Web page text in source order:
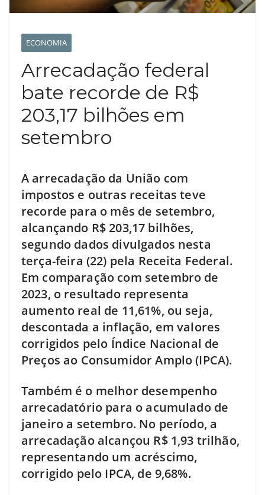
ECONOMIA
Arrecadação federal
bate recorde de R$
203,17 bilhões em
setembro
A arrecadação da União com
impostos e outras receitas teve
recorde para o mês de setembro,
alcançando R$ 203,17 bilhões,
segundo dados divulgados nesta
terça-feira (22) pela Receita Federal.
Em comparação com setembro de
2023, o resultado representa
aumento real de 11,61%, ou seja,
descontada a inflação, em valores
corrigidos pelo Índice Nacional de
Preços ao Consumidor Amplo (IPCA).
Também é o melhor desempenho
arrecadatório para o acumulado de
janeiro a setembro. No período, a
arrecadação alcançou R$ 1,93 trilhão,
representando um acréscimo,
corrigido pelo IPCA, de 9,68%.